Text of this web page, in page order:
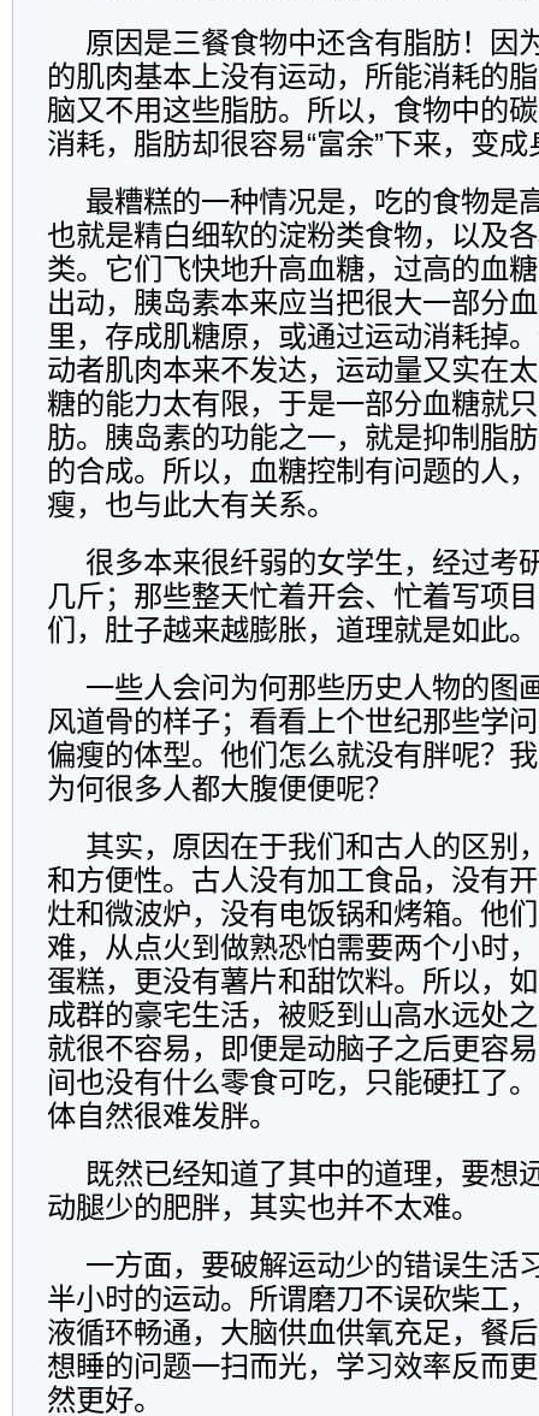
原因是三餐食物中还含有脂肪！因
的肌肉基本上没有运动，所能消耗的
脑又不用这些脂肪。所以，食物中的
消耗，脂肪却很容易“富余”下来，变
最糟糕的一种情况是，吃的食物是
也就是精白细软的淀粉类食物，以及
类。它们飞快地升高血糖，过高的血
出动，胰岛素本来应当把很大一部分
里，存成肌糖原，或通过运动消耗掉
动者肌肉本来不发达，运动量又实在
糖的能力太有限，于是一部分血糖就
肪。胰岛素的功能之一，就是抑制脂
的合成。所以，血糖控制有问题的人
瘦，也与此大有关系。
很多本来很纤弱的女学生，经过考
几斤；那些整天忙着开会、忙着写项
们，肚子越来越膨胀，道理就是如此。
一些人会问为何那些历史人物的图
风道骨的样子；看看上个世纪那些学
偏瘦的体型。他们怎么就没有胖呢？
为何很多人都大腹便便呢？
其实，原因在于我们和古人的区别
和方便性。古人没有加工食品，没有
灶和微波炉，没有电饭锅和烤箱。他
难，从点火到做熟恐怕需要两个小时
蛋糕，更没有薯片和甜饮料。所以，
成群的豪宅生活，被贬到山高水远处
就很不容易，即便是动脑子之后更容
间也没有什么零食可吃，只能硬扛了
体自然很难发胖。
既然已经知道了其中的道理，要想
动腿少的肥胖，其实也并不太难。
一方面，要破解运动少的错误生活
半小时的运动。所谓磨刀不误砍柴工
液循环畅通，大脑供血供氧充足，餐
想睡的问题一扫而光，学习效率反而
然更好。